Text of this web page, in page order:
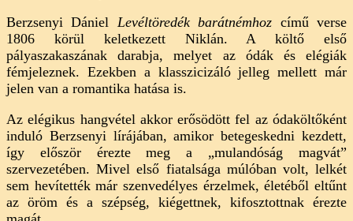
Berzsenyi Dániel Levéltöredék barátnémhoz című verse
1806 körül keletkezett Niklán. A költő első
pályaszakaszának darabja, melyet az ódák és elégiák
fémjeleznek. Ezekben a klasszicizáló jelleg mellett már
jelen van a romantika hatása is.
Az elégikus hangvétel akkor erősödött fel az ódaköltőként
induló Berzsenyi lírájában, amikor betegeskedni kezdett,
így először érezte meg a „mulandóság magvát”
szervezetében. Mivel első fiatalsága múlóban volt, lelkét
sem hevítették már szenvedélyes érzelmek, életéből eltűnt
az öröm és a szépség, kiégettnek, kifosztottnak érezte